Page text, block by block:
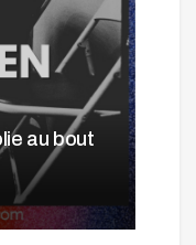
au bout